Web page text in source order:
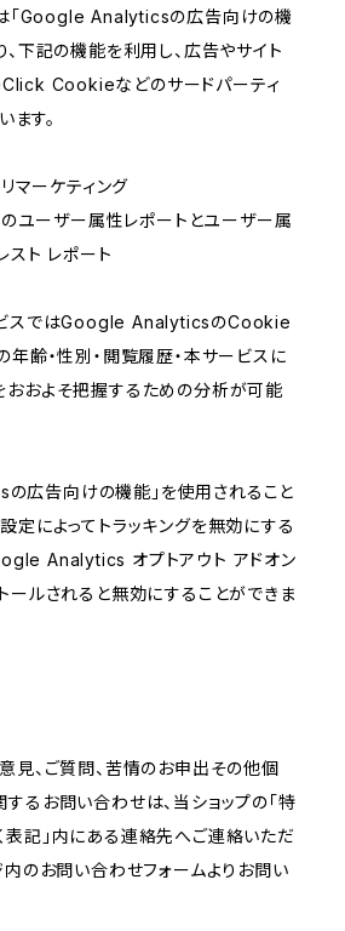
は「Google Analyticsの広告向けの機
、下記の機能を利用し、広告やサイト
Cookieなどのサードパーティ
す。
ーケティング
ーザー属性レポートとユーザー属
スト レポート
ビスではGoogle AnalyticsのCookie
年齢・性別・閲覧履歴・本サービスに
おおよそ把握するための分析が可能
広告向けの機能」を使用されること
定によってトラッキングを無効にする
Analytics オプトアウト アドオン
ールされると無効にすることができま
見、ご質問、苦情のお申出その他個
るお問い合わせは、当ショップの「特
記」内にある連絡先へご連絡いただ
内のお問い合わせフォームよりお問い